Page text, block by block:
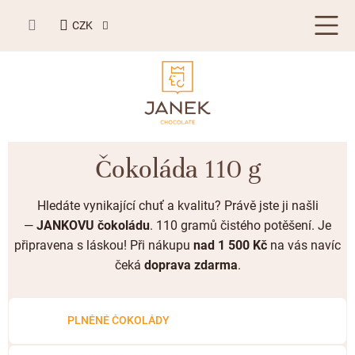
CZK
NÁKUPNÍ
KOŠÍK
BESTSELLERY
TABULKOVÁ ČOKOLÁDA
Plněné čokolády
BONBONIERY, PRALINKY A LANÝŽE
Kusové pralinky a lanýže
Letní dárky ☀️
Svatební čokolády
ZAKÁZKOVÁ VÝROBA
Čokoláda 110 g
Hledáte vynikající chuť a kvalitu? Právě jste ji našli
— JANKOVU čokoládu. 110 gramů čistého potěšení. Je
připravena s láskou! Při nákupu nad 1 500 Kč na vás navíc
čeká doprava zdarma.
PLNĚNÉ ČOKOLÁDY